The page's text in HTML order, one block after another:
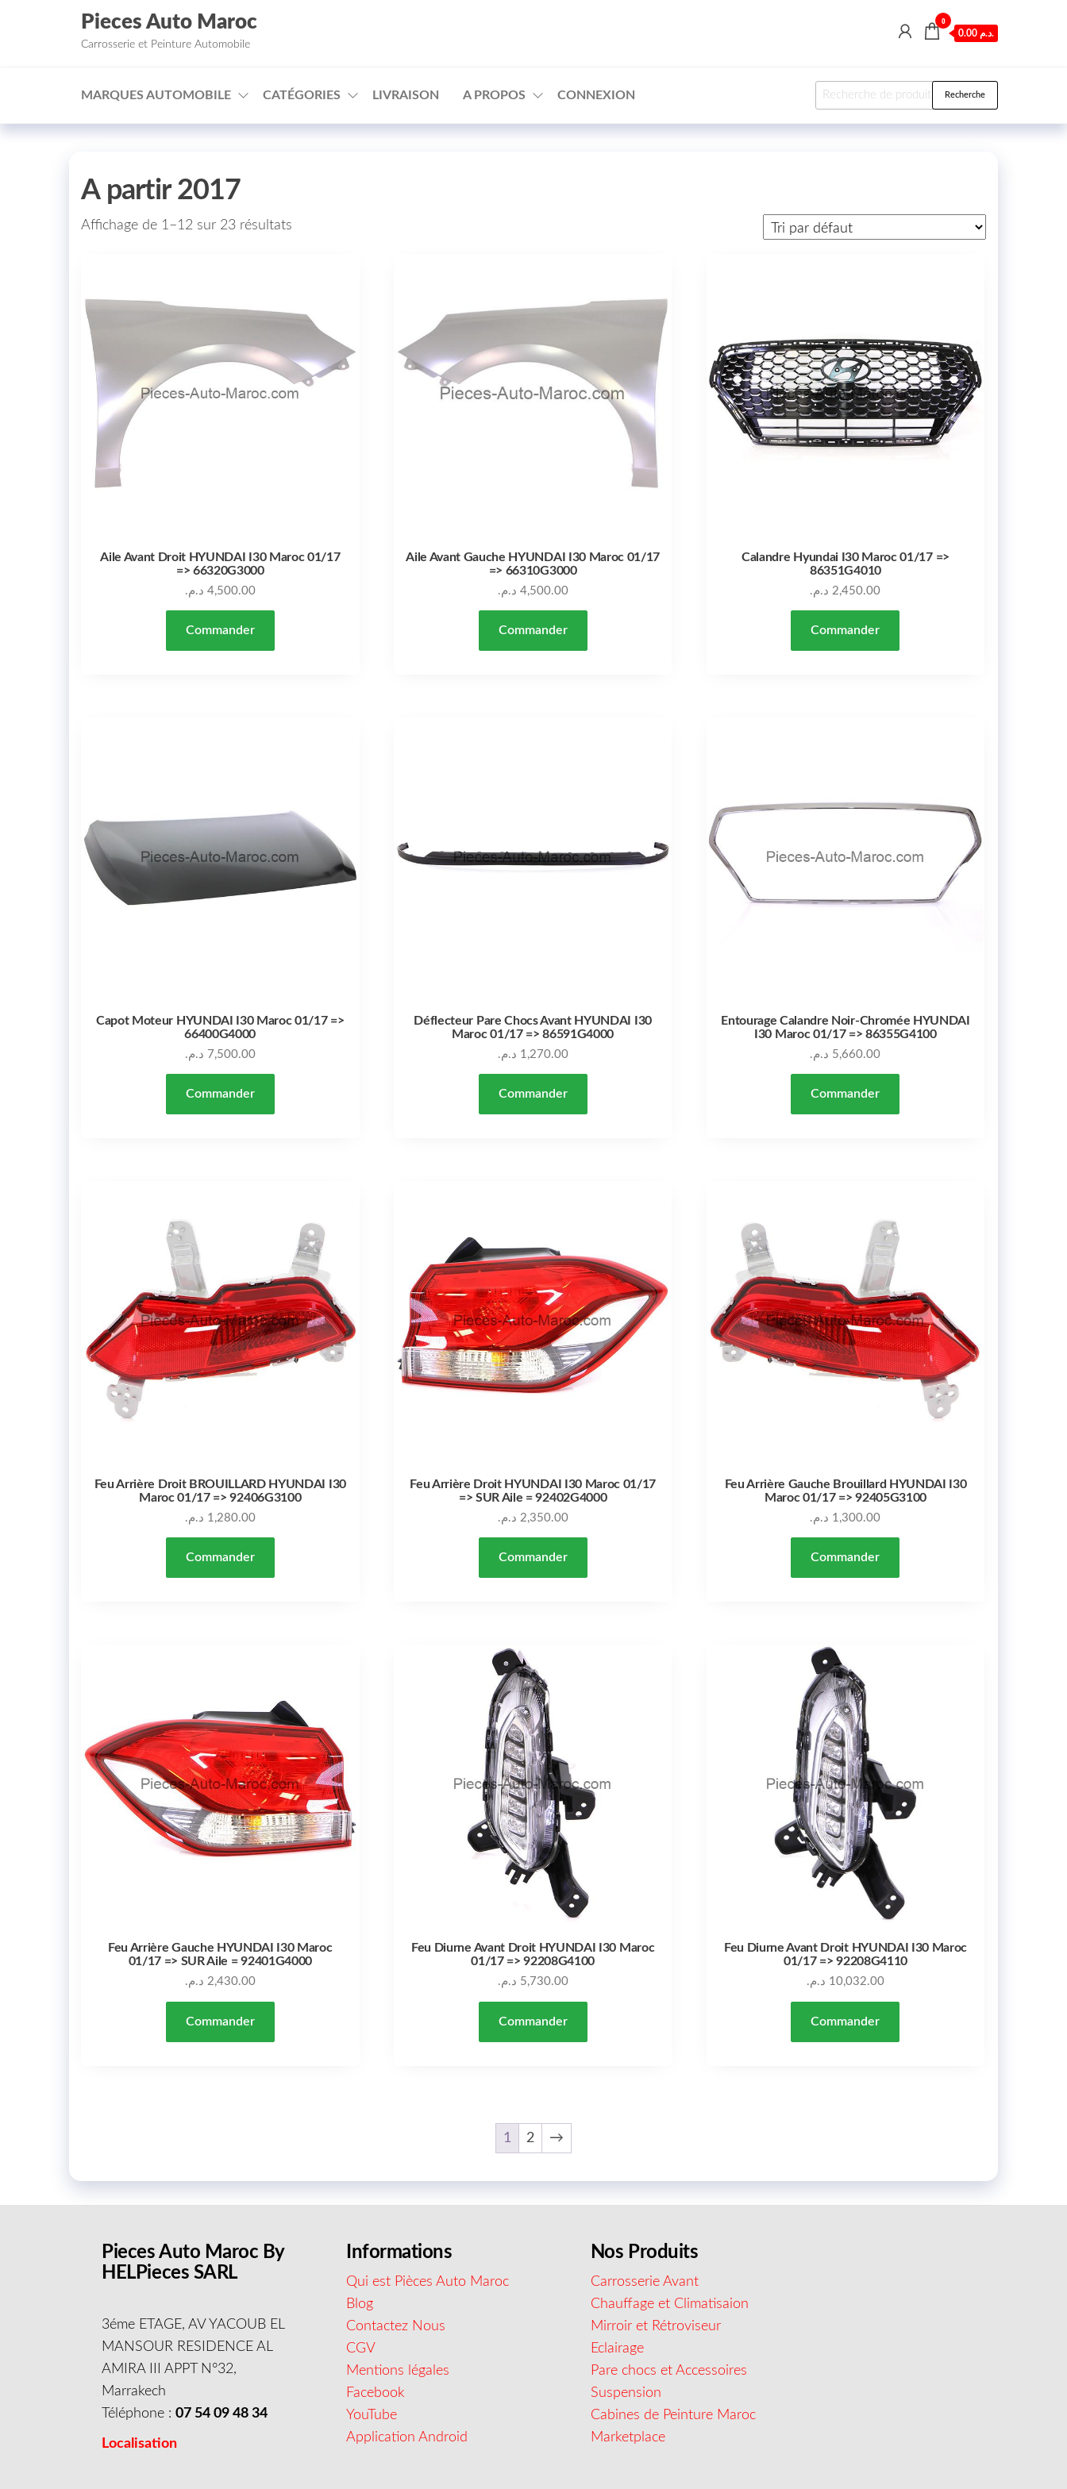
□
Aller au contenu
Pieces Auto Maroc
Carrosserie et Peinture Automobile
0
0.00 د.م.
MARQUES AUTOMOBILE CATÉGORIES LIVRAISON A PROPOS CONNEXION Recherche pour : Recherche
A partir 2017
Affichage de 1–12 sur 23 résultats
Aile Avant Droit HYUNDAI I30 Maroc 01/17
=> 66320G3000
4,500.00 د.م.
Commander
Aile Avant Gauche HYUNDAI I30 Maroc 01/17
=> 66310G3000
4,500.00 د.م.
Commander
Calandre Hyundai I30 Maroc 01/17 =>
86351G4010
2,450.00 د.م.
Commander
Capot Moteur HYUNDAI I30 Maroc 01/17 =>
66400G4000
7,500.00 د.م.
Commander
Déflecteur Pare Chocs Avant HYUNDAI I30
Maroc 01/17 => 86591G4000
1,270.00 د.م.
Commander
Entourage Calandre Noir-Chromée HYUNDAI
I30 Maroc 01/17 => 86355G4100
5,660.00 د.م.
Commander
Feu Arrière Droit BROUILLARD HYUNDAI I30
Maroc 01/17 => 92406G3100
1,280.00 د.م.
Commander
Feu Arrière Droit HYUNDAI I30 Maroc 01/17
=> SUR Aile = 92402G4000
2,350.00 د.م.
Commander
Feu Arrière Gauche Brouillard HYUNDAI I30
Maroc 01/17 => 92405G3100
1,300.00 د.م.
Commander
Feu Arrière Gauche HYUNDAI I30 Maroc
01/17 => SUR Aile = 92401G4000
2,430.00 د.م.
Commander
Feu Diurne Avant Droit HYUNDAI I30 Maroc
01/17 => 92208G4100
5,730.00 د.م.
Commander
Feu Diurne Avant Droit HYUNDAI I30 Maroc
01/17 => 92208G4110
10,032.00 د.م.
Commander
1 2 →
Pieces Auto Maroc By
HELPieces SARL
3éme ETAGE, AV YACOUB EL
MANSOUR RESIDENCE AL
AMIRA III APPT N°32,
Marrakech
Téléphone :07 54 09 48 34
Localisation
Informations
Qui est Pièces Auto Maroc
Blog
Contactez Nous
CGV
Mentions légales
Facebook
YouTube
Application Android
Nos Produits
Carrosserie Avant
Chauffage et Climatisaion
Mirroir et Rétroviseur
Eclairage
Pare chocs et Accessoires
Suspension
Cabines de Peinture Maroc
Marketplace